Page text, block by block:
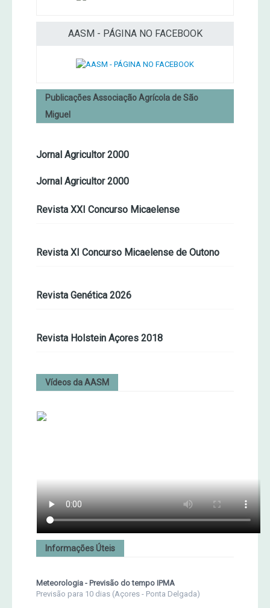
AASM - PÁGINA NO FACEBOOK
Publicações Associação Agrícola de São
Miguel
Jornal Agricultor 2000
Jornal Agricultor 2000
Revista XXI Concurso Micaelense
Revista XI Concurso Micaelense de Outono
Revista Genética 2026
Revista Holstein Açores 2018
Vídeos da AASM
Informações Úteis
Meteorologia - Previsão do tempo IPMA
Previsão para 10 dias (Açores - Ponta Delgada)